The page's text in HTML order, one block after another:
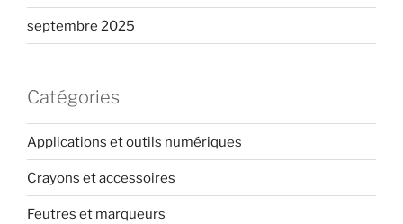
septembre 2025
Catégories
Applications et outils numériques
Crayons et accessoires
Feutres et marqueurs